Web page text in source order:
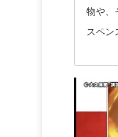
物や、
スペン